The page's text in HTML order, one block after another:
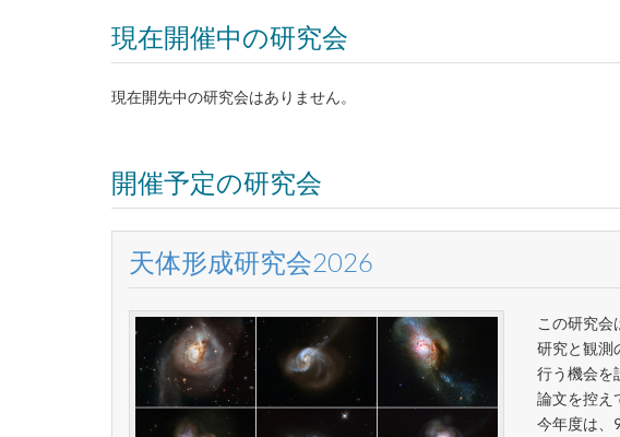
現在開催中の研究会
現在開先中の研究会はありません。
開催予定の研究会
天体形成研究会2026
この研究会
研究と観測
行う機会を
論文を控え
今年度は、